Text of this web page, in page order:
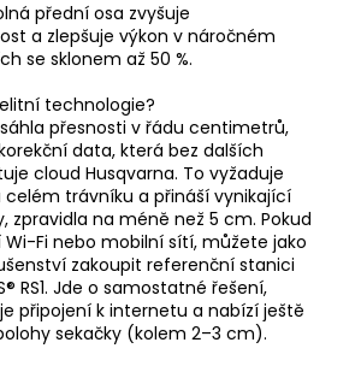
přední osa zvyšuje
a zlepšuje výkon v náročném
se sklonem až 50 %.
technologie?
přesnosti v řádu centimetrů,
data, která bez dalších
cloud Husqvarna. To vyžaduje
celém trávníku a přináší vynikající
zpravidla na méně než 5 cm. Pokud
Fi nebo mobilní sítí, můžete jako
zakoupit referenční stanici
RS1. Jde o samostatné řešení,
připojení k internetu a nabízí ještě
sekačky (kolem 2–3 cm).